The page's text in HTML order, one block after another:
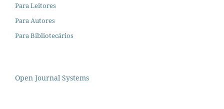
Para Leitores
Para Autores
Para Bibliotecários
Open Journal Systems